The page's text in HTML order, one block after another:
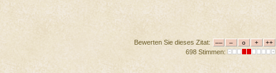
Bewerten Sie dieses Zitat:
698 Stimmen: